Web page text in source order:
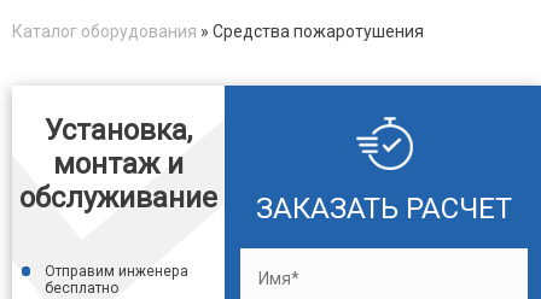
You are here
Каталог оборудования » Средства пожаротушения
Установка,
монтаж и
обслуживание
Отправим инженера
бесплатно
ЗАКАЗАТЬ РАСЧЕТ